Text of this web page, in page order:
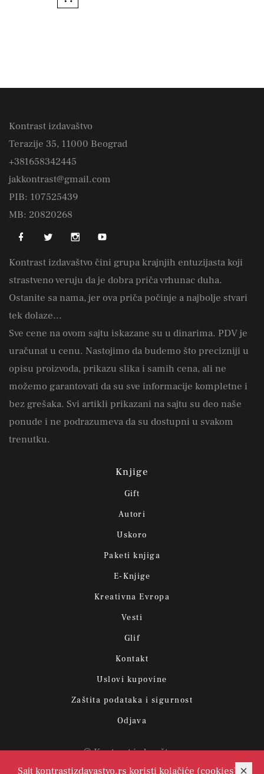
Sajt kontrastizdavastvo.rs koristi kolačiće (cookies)
Kontrast izdavaštvo
Terazije 35, 11000 Beograd
+381658342445
jakkontrast@gmail.com
PIB: 107525439
MB: 20820268
Kontrast izdavaštvo čini grupa krajnjih entuzijasta koji
strastveno veruju da je dobra priča vrhunac duha.
Ostanite sa nama, jer ova priča počinje a najbolje stvari
tek dolaze...
Sve cene na ovom sajtu iskazane su u dinarima. PDV je
uračunat u cenu. Nastojimo da budemo što precizniji u
opisu proizvoda, prikazu slika i samih cena, ali ne
možemo garantovati da su sve informacije kompletne i
bez grešaka. Svi artikli prikazani na sajtu su deo naše
ponude i ne podrazumeva da su dostupni u svakom
trenutku.
Knjige
Gift
Autori
Uskoro
Paketi knjiga
E-Knjige
Kreativna Evropa
Vesti
Glif
Kontakt
Uslovi kupovine
Zaštita podataka i sigurnost
Odjava
© Kontrast izdavaštvo.